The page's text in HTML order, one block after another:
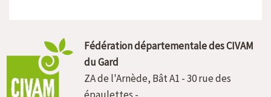
Fédération départementale des CIVAM
du Gard
ZA de l'Arnède, Bât A1 - 30 rue des